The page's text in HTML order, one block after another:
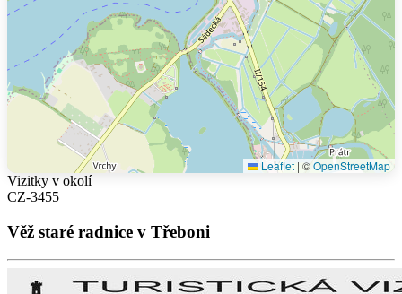
Leaflet | ©OpenStreetMap
Vizitky v okolí
CZ-3455
Věž staré radnice v Třeboni